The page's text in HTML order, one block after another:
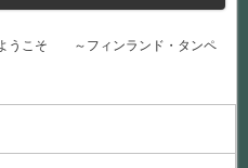
うこそ ～フィンランド・タンペ